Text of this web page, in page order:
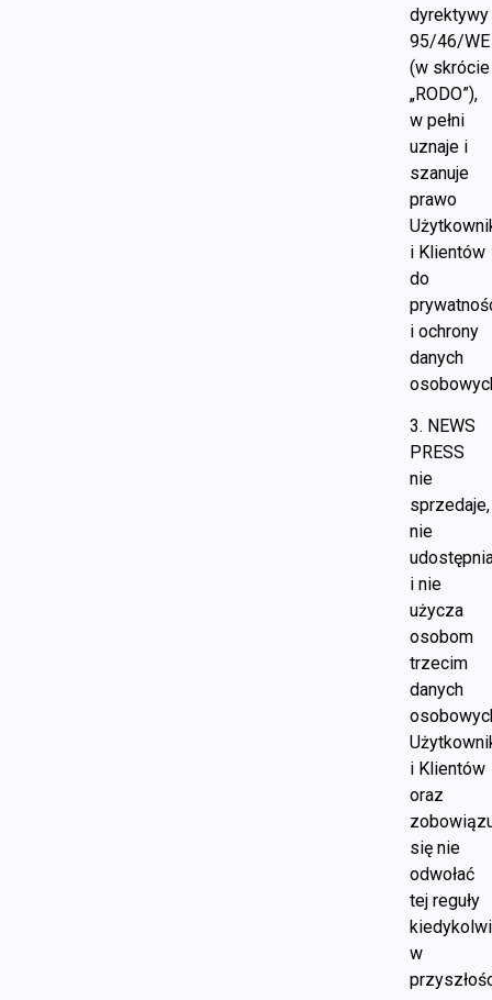
dyrektywy
95/46/WE
(w skrócie
„RODO”),
w pełni
uznaje i
szanuje
prawo
i Klientów
do
i ochrony
danych
3. NEWS
PRESS
nie
sprzedaje,
nie
i nie
użycza
osobom
trzecim
danych
i Klientów
oraz
się nie
odwołać
tej reguły
w